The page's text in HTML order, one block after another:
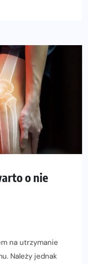
o nie
na utrzymanie
Należy jednak